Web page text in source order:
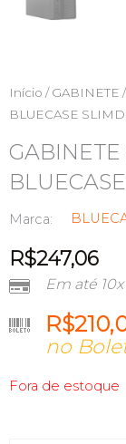
Início /GABINETE
BLUECASE
Marca:
R$247,06
Em até
R$
no
Fora de estoque